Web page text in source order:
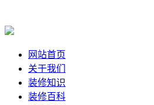
网站首页
关于我们
装修知识
装修百科